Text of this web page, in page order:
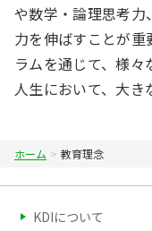
や数学・論理思考力
力を伸ばすことが重
ラムを通じて、様
人生において、大き
ホーム 教育理念
KDIについて